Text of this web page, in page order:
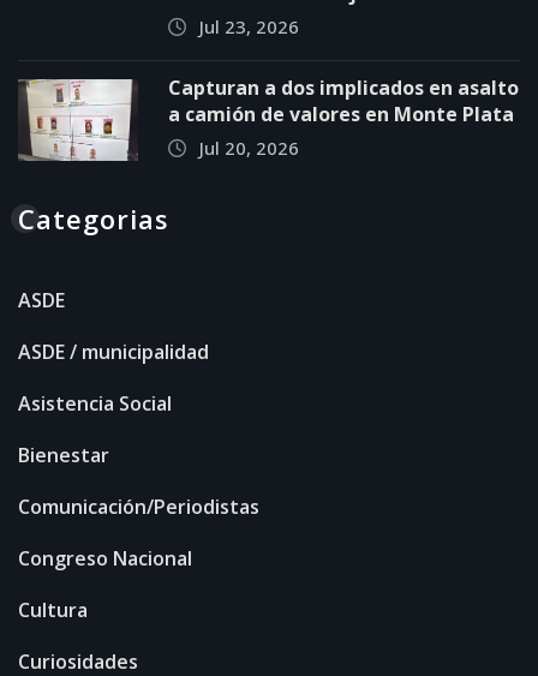
Jul 23, 2026
Capturan a dos implicados en asalto
a camión de valores en Monte Plata
Jul 20, 2026
Categorias
ASDE
ASDE / municipalidad
Asistencia Social
Bienestar
Comunicación/Periodistas
Congreso Nacional
Cultura
Curiosidades